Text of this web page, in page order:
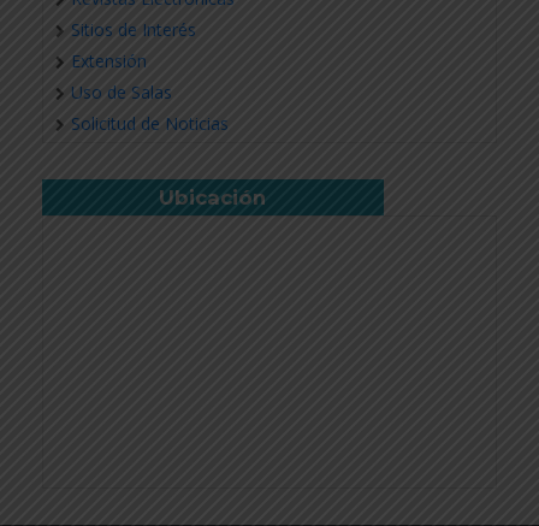
Sitios de Interés
Extensión
Uso de Salas
Solicitud de Noticias
Ubicación